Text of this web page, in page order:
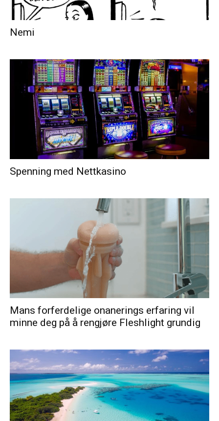
Nemi
Spenning med Nettkasino
Mans forferdelige onanerings erfaring vil
minne deg på å rengjøre Fleshlight grundig